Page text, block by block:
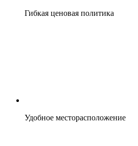
Гибкая ценовая политика
Удобное месторасположение